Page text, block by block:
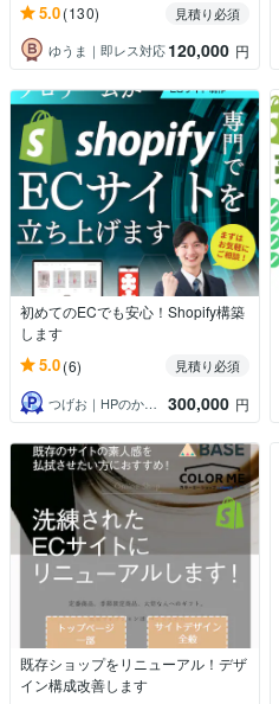
5.0(130)
見積り必須
ゆうま｜即レス対応120,000 円
初めてのECでも安心！Shopify構築
します
5.0(6)
見積り必須
つげお｜HPのかかりつけ医実績500件超
300,000 円
既存ショップをリニューアル！デザ
イン構成改善します